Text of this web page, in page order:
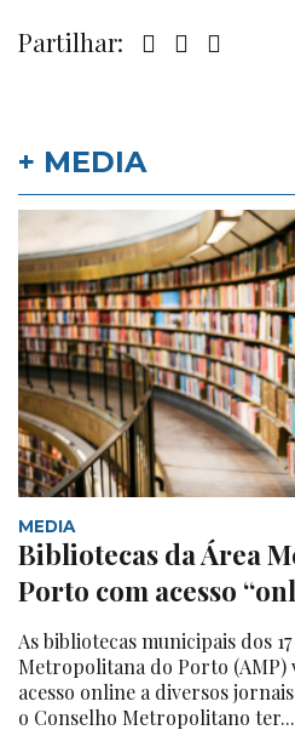
Partilhar:
+ MEDIA
MEDIA
Bibliotecas da Área
Porto com acesso
As bibliotecas municipais dos
Metropolitana do Porto (AMP)
acesso online a diversos
o Conselho Metropolitano ter...